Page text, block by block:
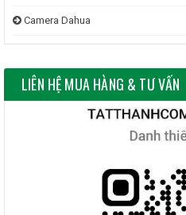
Camera Dahua
LIÊN HỆ MUA HÀNG & TƯ VẤN